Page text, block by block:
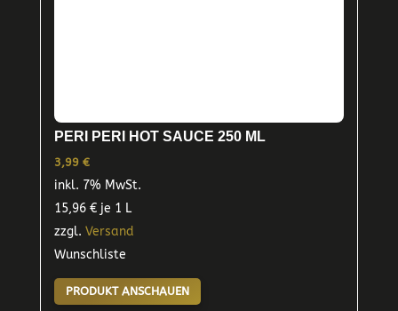
PERI PERI HOT SAUCE 250 ML
3,99 €
inkl. 7% MwSt.
15,96 €je 1 L
zzgl. Versand
Wunschliste
PRODUKT ANSCHAUEN